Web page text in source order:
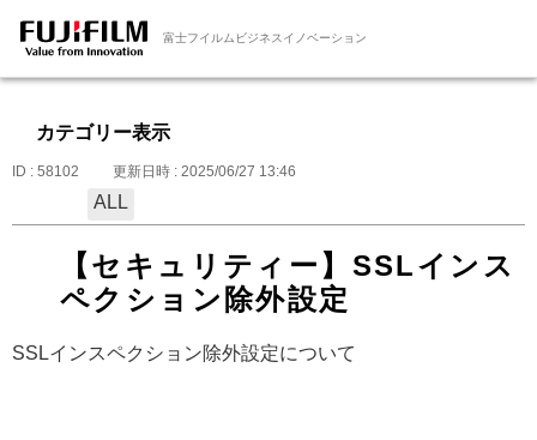
富士フイルムビジネスイノベーション
カテゴリー表示
ID : 58102 更新日時 : 2025/06/27 13:46
ALL
【セキュリティー】SSLインス
ペクション除外設定
SSLインスペクション除外設定について